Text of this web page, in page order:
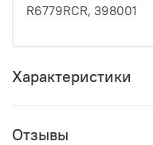
R6779RCR, 398001
Характеристики
Отзывы